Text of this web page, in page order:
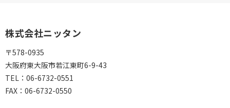
株式会社ニッタン
〒578-0935
大阪府東大阪市若江東町6-9-43
TEL： 06-6732-0551
FAX： 06-6732-0550